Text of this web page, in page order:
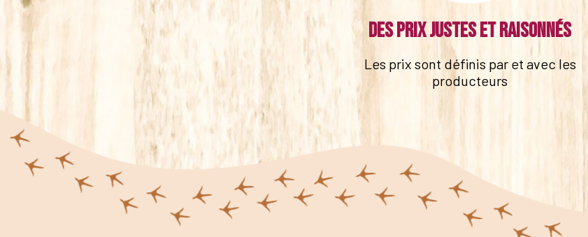
Des prix justes et raisonnés
Les prix sont définis par et avec les
producteurs